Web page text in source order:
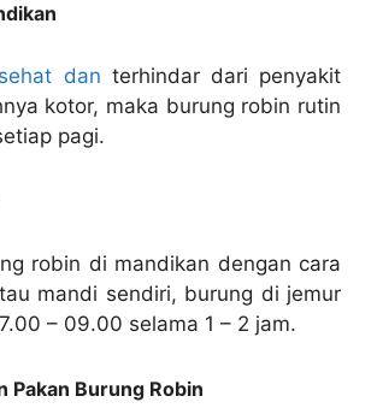
dan terhindar dari penyakit
kotor, maka burung robin rutin
pagi.
robin di mandikan dengan cara
mandi sendiri, burung di jemur
– 09.00 selama 1 – 2 jam.
Pakan Burung Robin